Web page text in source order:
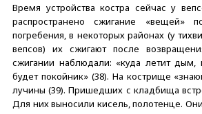
Время устройства костра сейчас у
распространено сжигание «вещей»
погребения, в некоторых районах (у
вепсов) их сжигают после
сжигании наблюдали: «куда летит дым,
будет покойник» (38). На кострище
лучины (39). Пришедших с кладбища
Для них выносили кисель, полотенце.